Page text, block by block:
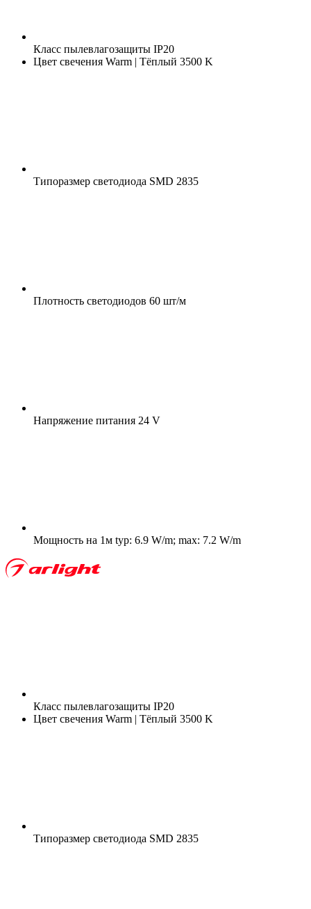
Класс пылевлагозащиты IP20
Цвет свечения Warm | Тёплый 3500 K
Типоразмер светодиода SMD 2835
Плотность светодиодов 60 шт/м
Напряжение питания 24 V
Мощность на 1м typ: 6.9 W/m; max: 7.2 W/m
Класс пылевлагозащиты IP20
Цвет свечения Warm | Тёплый 3500 K
Типоразмер светодиода SMD 2835